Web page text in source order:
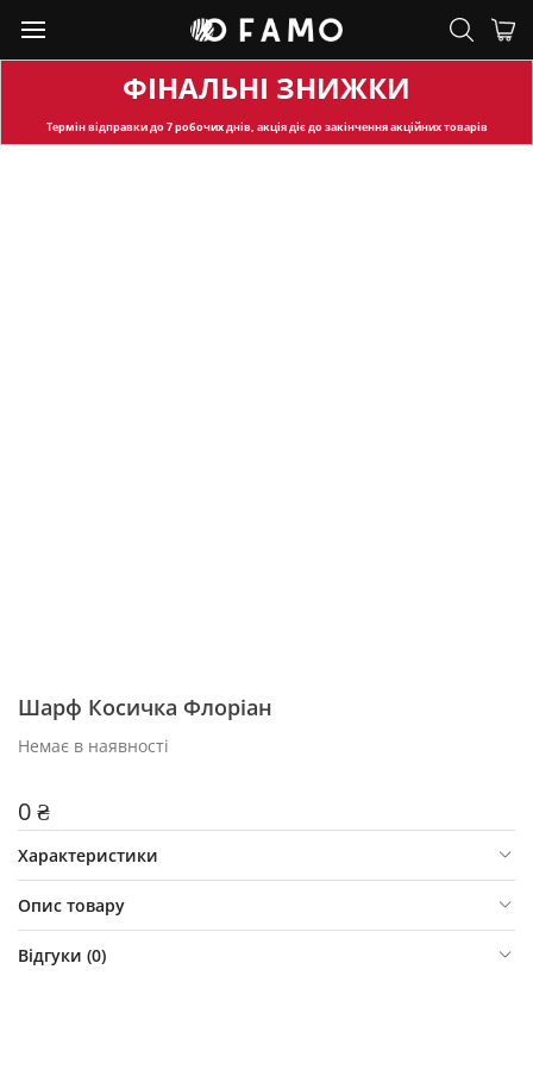
ФІНАЛЬНІ ЗНИЖКИ
Термін відправкидо 7 робочих днів, акція діє до закінчення акційних товарів
Шарф Косичка Флоріан
Немає в наявності
0 ₴
Характеристики
Опис товару
Відгуки (0)